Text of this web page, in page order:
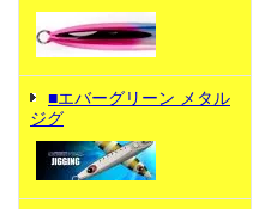
■エバーグリーン メタル
ジグ